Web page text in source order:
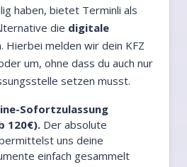
haben, bietet Terminli als
die digitale
Hierbei melden wir dein KFZ
um, ohne dass du auch nur
setzen musst.
Sofortzulassung
120€). Der absolute
uns deine
einfach gesammelt